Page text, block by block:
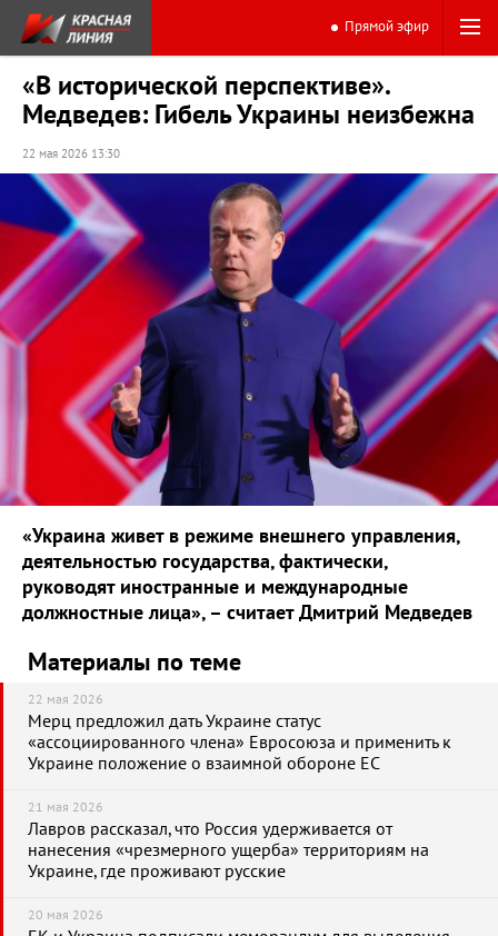
Прямой эфир
«В исторической перспективе».
Медведев: Гибель Украины неизбежна
22 мая 2026 13:30
«Украина живет в режиме внешнего управления,
деятельностью государства, фактически,
руководят иностранные и международные
должностные лица», – считает Дмитрий Медведев
Материалы по теме
22 мая 2026
Мерц предложил дать Украине статус
«ассоциированного члена» Евросоюза и применить к
Украине положение о взаимной обороне ЕС
21 мая 2026
Лавров рассказал, что Россия удерживается от
нанесения «чрезмерного ущерба» территориям на
Украине, где проживают русские
20 мая 2026